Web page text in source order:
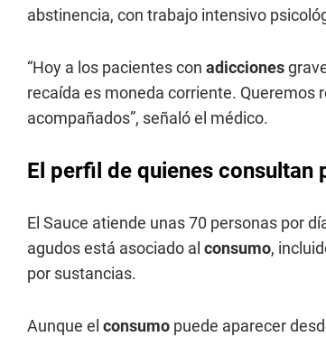
abstinencia, con trabajo intensivo
“Hoy a los pacientes con adicciones
recaída es moneda corriente.
acompañados”, señaló el médico.
El perfil de quienes consultan
El Sauce atiende unas 70 personas por
agudos está asociado al consumo,
por sustancias.
Aunque el consumo puede aparecer